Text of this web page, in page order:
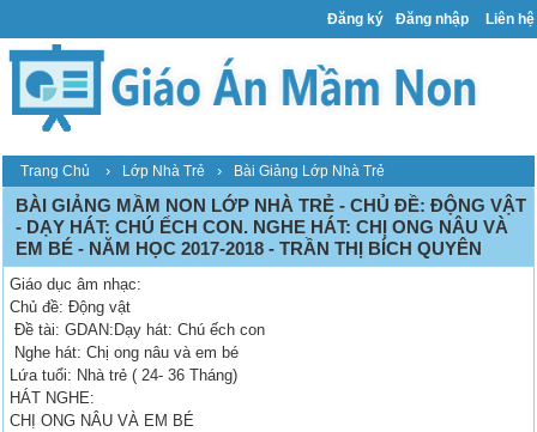
Đăng ký Đăng nhập Liên hệ
Trang Chủ › Lớp Nhà Trẻ › Bài Giảng Lớp Nhà Trẻ
BÀI GIẢNG MẦM NON LỚP NHÀ TRẺ - CHỦ ĐỀ: ĐỘNG VẬT
- DẠY HÁT: CHÚ ẾCH CON. NGHE HÁT: CHỊ ONG NÂU VÀ
EM BÉ - NĂM HỌC 2017-2018 - TRẦN THỊ BÍCH QUYÊN
Giáo dục âm nhạc:
Chủ đề: Động vật
Đề tài: GDAN:Dạy hát: Chú ếch con
Nghe hát: Chị ong nâu và em bé
Lứa tuổi: Nhà trẻ ( 24- 36 Tháng)
HÁT NGHE:
CHỊ ONG NÂU VÀ EM BÉ